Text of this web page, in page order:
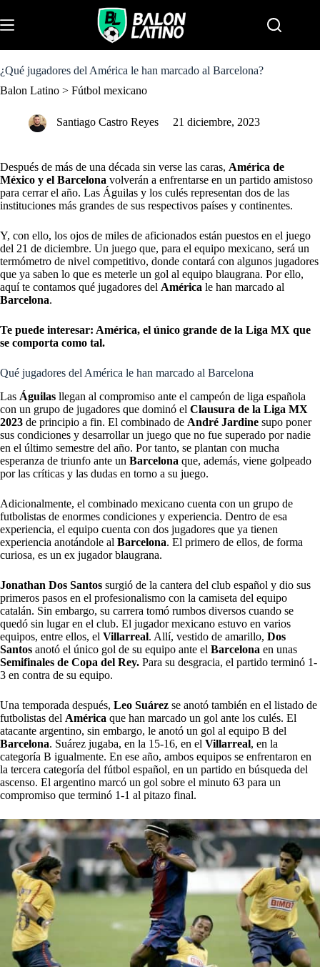
k
i
o
o
¿Qué jugadores del América le han marcado al Barcelona?
Balon Latino > Fútbol mexicano
Santiago Castro Reyes 21 diciembre, 2023
Después de más de una década sin verse las caras, América de
México y el Barcelona volverán a enfrentarse en un partido amistoso
para cerrar el año. Las Águilas y los culés representan dos de las
instituciones más grandes de sus respectivos países y continentes.
Y, con ello, los ojos de miles de aficionados están puestos en el juego
del 21 de diciembre. Un juego que, para el equipo mexicano, será un
termómetro de nivel competitivo, donde contará con algunos jugadores
que ya saben lo que es meterle un gol al equipo blaugrana. Por ello,
aquí te contamos qué jugadores del América le han marcado al
Barcelona.
Te puede interesar: América, el único grande de la Liga MX que
se comporta como tal.
Qué jugadores del América le han marcado al Barcelona
Las Águilas llegan al compromiso ante el campeón de liga española
con un grupo de jugadores que dominó el Clausura de la Liga MX
2023 de principio a fin. El combinado de André Jardine supo poner
sus condiciones y desarrollar un juego que no fue superado por nadie
en el último semestre del año. Por tanto, se plantan con mucha
esperanza de triunfo ante un Barcelona que, además, viene golpeado
por las críticas y las dudas en torno a su juego.
Adicionalmente, el combinado mexicano cuenta con un grupo de
futbolistas de enormes condiciones y experiencia. Dentro de esa
experiencia, el equipo cuenta con dos jugadores que ya tienen
experiencia anotándole al Barcelona. El primero de ellos, de forma
curiosa, es un ex jugador blaugrana.
Jonathan Dos Santos surgió de la cantera del club español y dio sus
primeros pasos en el profesionalismo con la camiseta del equipo
catalán. Sin embargo, su carrera tomó rumbos diversos cuando se
quedó sin lugar en el club. El jugador mexicano estuvo en varios
equipos, entre ellos, el Villarreal. Allí, vestido de amarillo, Dos
Santos anotó el único gol de su equipo ante el Barcelona en unas
Semifinales de Copa del Rey. Para su desgracia, el partido terminó 1-
3 en contra de su equipo.
Una temporada después, Leo Suárez se anotó también en el listado de
futbolistas del América que han marcado un gol ante los culés. El
atacante argentino, sin embargo, le anotó un gol al equipo B del
Barcelona. Suárez jugaba, en la 15-16, en el Villarreal, en la
categoría B igualmente. En ese año, ambos equipos se enfrentaron en
la tercera categoría del fútbol español, en un partido en búsqueda del
ascenso. El argentino marcó un gol sobre el minuto 63 para un
compromiso que terminó 1-1 al pitazo final.